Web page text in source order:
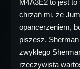
M4A3E2 to jest
chrzań mi, że
opancerzeniem,
piszesz.
zwykłego
rzeczywista